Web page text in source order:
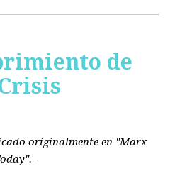
de
originalmente en "Marx
-